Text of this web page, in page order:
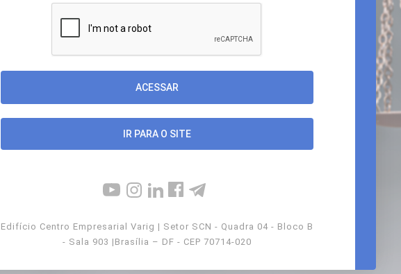
IR PARA O SITE
Edifício Centro Empresarial Varig | Setor SCN - Quadra 04 - Bloco B
- Sala 903 |Brasília – DF - CEP 70714-020